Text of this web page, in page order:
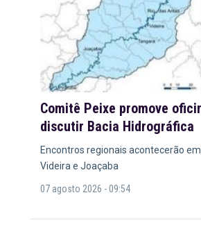
Comitê Peixe promove
discutir Bacia Hidrográfica
Encontros regionais acontecerão
Videira e Joaçaba
07 agosto 2026 - 09:54